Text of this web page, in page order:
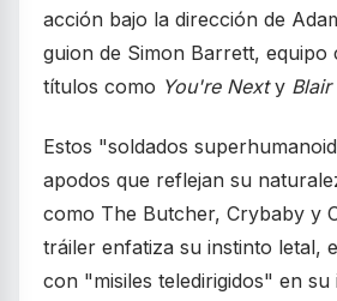
acción bajo la dirección de
guion de Simon Barrett,
títulos como You're Nexty
Estos "soldados
apodos que reflejan su
como The Butcher, Crybaby y
tráiler enfatiza su instinto letal,
con "misiles teledirigidos" en su